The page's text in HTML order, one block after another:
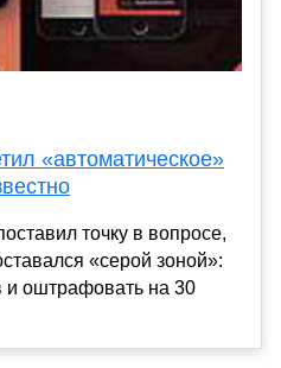
«автоматическое»
точку в вопросе,
«серой зоной»:
и оштрафовать на 30